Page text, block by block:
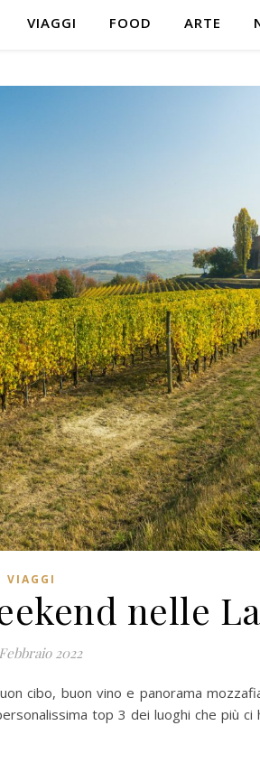
VIAGGI FOOD ARTE
VIAGGI
nelle
2022
cibo, buon vino e panorama
top 3 dei luoghi che più ci